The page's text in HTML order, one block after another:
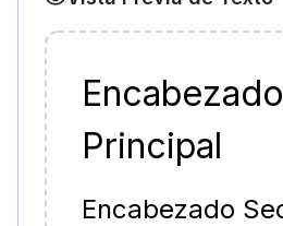
Encabezado
Principal
Encabezado